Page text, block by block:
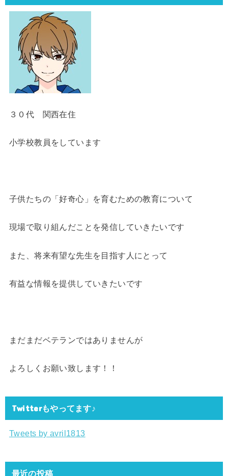
３０代 関西在住
小学校教員をしています
子供たちの「好奇心」を育むための教育について
現場で取り組んだことを発信していきたいです
また、将来有望な先生を目指す人にとって
有益な情報を提供していきたいです
まだまだベテランではありませんが
よろしくお願い致します！！
Twitterもやってます♪
Tweets by avril1813
最近の投稿